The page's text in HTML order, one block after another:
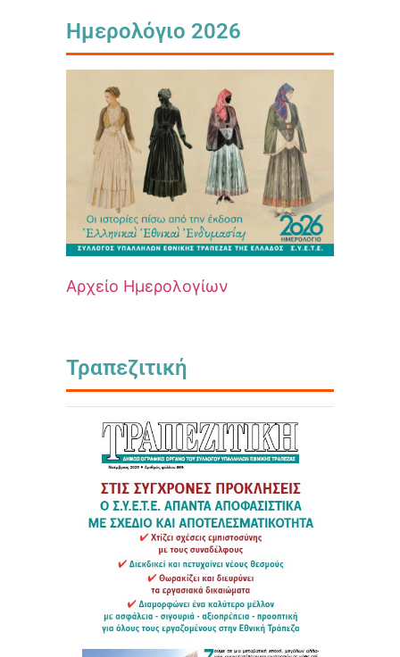
Ημερολόγιο 2026
Αρχείο Ημερολογίων
Τραπεζιτική